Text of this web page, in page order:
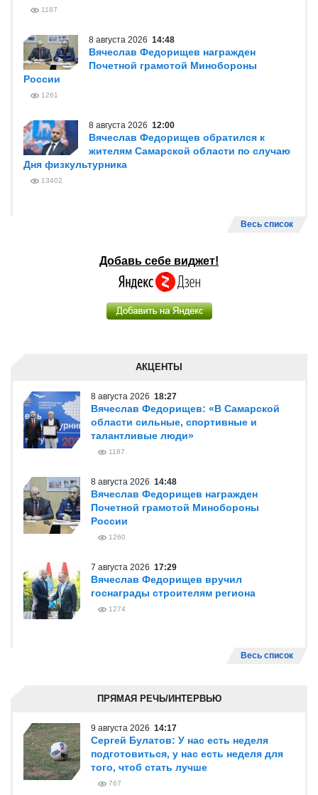
1187
8 августа 2026 14:48
Вячеслав Федорищев награжден
Почетной грамотой Минобороны
России
1261
8 августа 2026 12:00
Вячеслав Федорищев обратился к
жителям Самарской области по случаю
Дня физкультурника
13402
Весь список
Добавь себе виджет!
АКЦЕНТЫ
8 августа 2026 18:27
Вячеслав Федорищев: «В Самарской
области сильные, спортивные и
талантливые люди»
1187
8 августа 2026 14:48
Вячеслав Федорищев награжден
Почетной грамотой Минобороны
России
1260
7 августа 2026 17:29
Вячеслав Федорищев вручил
госнаграды строителям региона
1274
Весь список
ПРЯМАЯ РЕЧЬ/ИНТЕРВЬЮ
9 августа 2026 14:17
Сергей Булатов: У нас есть неделя
подготовиться, у нас есть неделя для
того, чтоб стать лучше
767